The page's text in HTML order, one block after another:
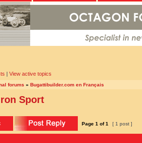
| View active topics
forums » Bugattibuilder.com en Français
Sport
Page 1 of1 [ 1 post ]